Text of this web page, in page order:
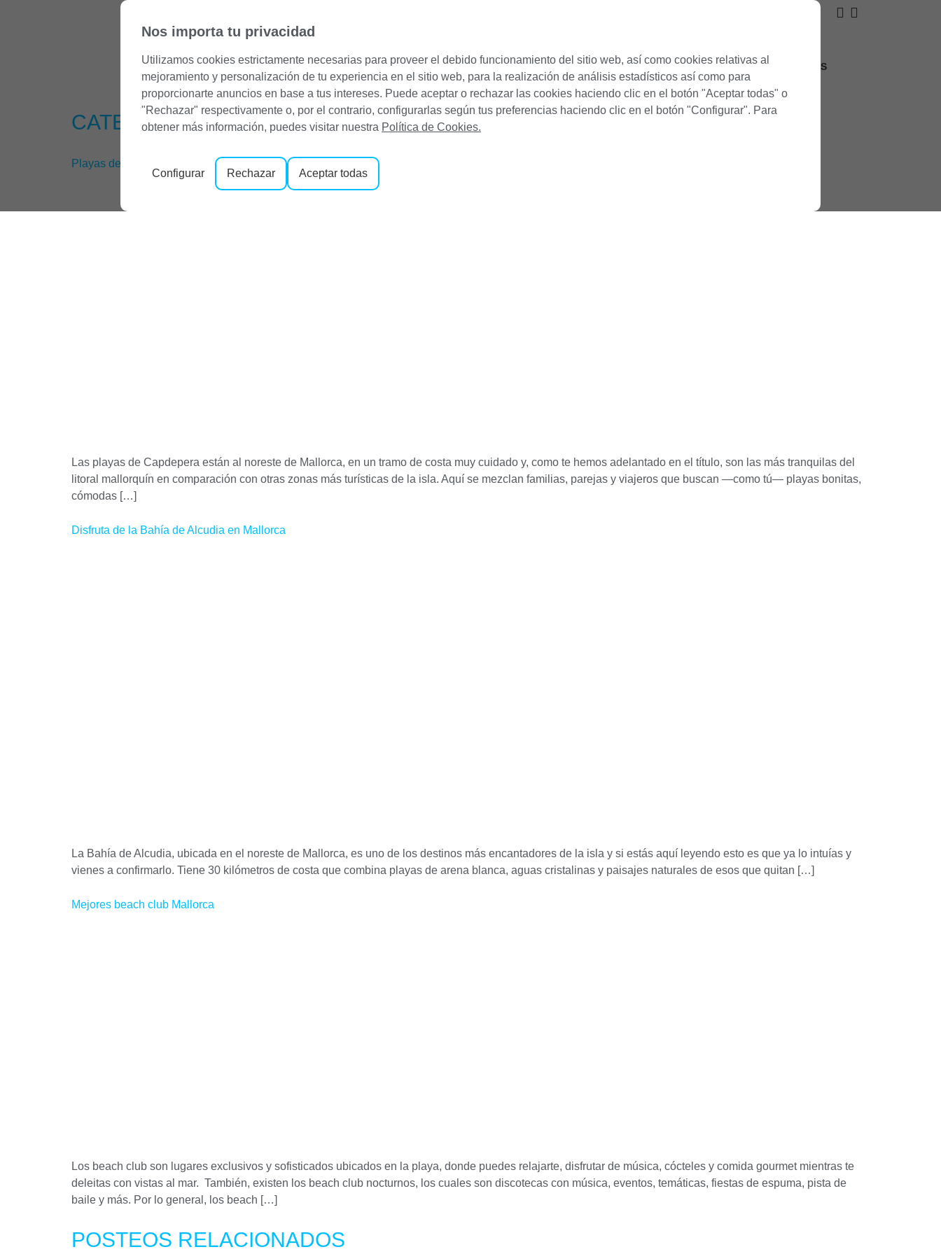
DESTINOS ALOJAMIENTOS OFERTAS CORPORATIVOS
CATEGORY:PLAYAS
Playas de Capdepera, las más tranquilas de Mallorca
Las playas de Capdepera están al noreste de Mallorca, en un tramo de costa muy cuidado y, como te hemos adelantado en el título, son las más tranquilas del
litoral mallorquín en comparación con otras zonas más turísticas de la isla. Aquí se mezclan familias, parejas y viajeros que buscan —como tú— playas bonitas,
cómodas […]
Disfruta de la Bahía de Alcudia en Mallorca
La Bahía de Alcudia, ubicada en el noreste de Mallorca, es uno de los destinos más encantadores de la isla y si estás aquí leyendo esto es que ya lo intuías y
vienes a confirmarlo. Tiene 30 kilómetros de costa que combina playas de arena blanca, aguas cristalinas y paisajes naturales de esos que quitan […]
Mejores beach club Mallorca​
Los beach club son lugares exclusivos y sofisticados ubicados en la playa, donde puedes relajarte, disfrutar de música, cócteles y comida gourmet mientras te
deleitas con vistas al mar. También, existen los beach club nocturnos, los cuales son discotecas con música, eventos, temáticas, fiestas de espuma, pista de
baile y más. Por lo general, los beach […]
POSTEOS RELACIONADOS
Nos importa tu privacidad
Utilizamos cookies estrictamente necesarias para proveer el debido funcionamiento del sitio web, así como cookies relativas al
mejoramiento y personalización de tu experiencia en el sitio web, para la realización de análisis estadísticos así como para
proporcionarte anuncios en base a tus intereses. Puede aceptar o rechazar las cookies haciendo clic en el botón "Aceptar todas" o
"Rechazar" respectivamente o, por el contrario, configurarlas según tus preferencias haciendo clic en el botón "Configurar". Para
obtener más información, puedes visitar nuestra Política de Cookies.
Configurar Rechazar Aceptar todas